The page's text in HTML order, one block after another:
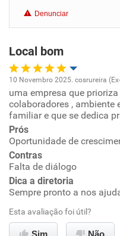
Benefícios
Recomenda esta
Recomenda a
Denunciar
Local bom
Oportunidade de
Ambiente de trabalho
Conciliação com a vida
Benefícios
Recomenda esta
Recomenda a diretoria
10 Novembro 2025. cosrureira
uma empresa que
colaboradores , ambiente
familiar e que se dedica
Prós
Oportunidade de
Contras
Falta de diálogo
Dica a diretoria
Sempre pronto a nos
Esta avaliação foi útil?
Sim Não